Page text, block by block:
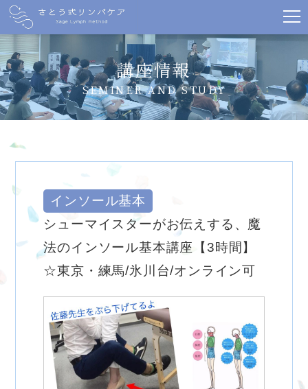
講座情報
SEMINER AND STUDY
インソール基本
シューマイスターがお伝えする、魔
法のインソール基本講座【3時間】
☆東京・練馬/氷川台/オンライン可